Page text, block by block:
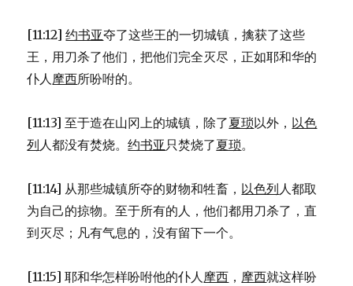
[11:12]约书亚夺了这些王的一切城镇，擒获了这些
王，用刀杀了他们，把他们完全灭尽，正如耶和华的
仆人摩西所吩咐的。
[11:13] 至于造在山冈上的城镇，除了夏琐以外， 以色
列人都没有焚烧。约书亚 只焚烧了夏琐。
[11:14] 从那些城镇所夺的财物和牲畜， 以色列人都取
为自己的掠物。至于所有的人，他们都用刀杀了，直
到灭尽；凡有气息的，没有留下一个。
[11:15] 耶和华怎样吩咐他的仆人摩西 ， 摩西就这样吩